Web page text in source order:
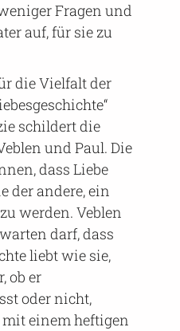
Fragen und
auf, für sie zu
die Vielfalt der
schildert die
und Paul. Die
dass Liebe
der andere, ein
werden. Veblen
darf, dass
liebt wie sie,
ob er
oder nicht,
einem heftigen